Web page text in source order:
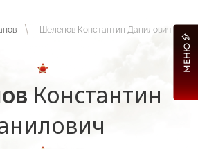
Шелепов Константин Данилович
Константин
МЕНЮ